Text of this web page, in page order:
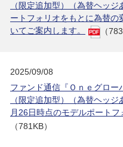
（限定追加型）（為替ヘッ
ートフォリオをもとに為替の
いてご案内します。
（
2025/09/08
ファンド通信『Ｏｎｅグロー
（限定追加型）（為替ヘッ
月26日時点のモデルポートフ
（781KB）